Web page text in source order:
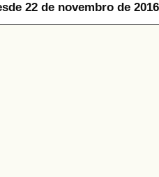
22 de novembro de